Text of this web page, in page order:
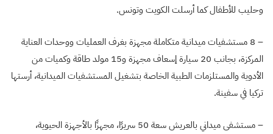
وحليب للأطفال كما أرسلت الكويت وتونس.
– 8 مستشفيات ميدانية متكاملة مجهزة بغرف العمليات ووحدات العناية
المركزة، بجانب 20 سيارة إسعاف مجهزة و15 مولد طاقة وكميات من
الأدوية والمستلزمات الطبية الخاصة بتشغيل المستشفيات الميدانية، أرستها
تركيا في سفينة.
– مستشفى ميداني بالعريش سعة 50 سريرًا، مجهزًا بالأجهزة الحيوية،